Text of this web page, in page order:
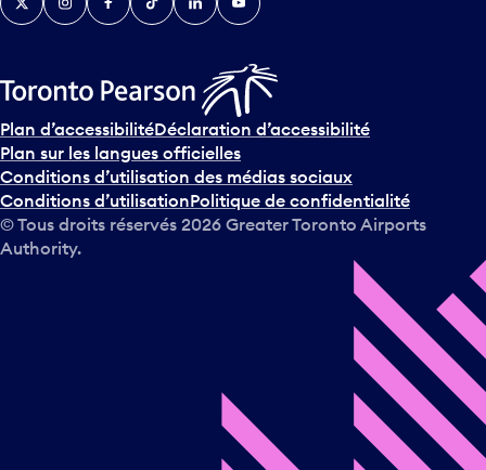
e
n
s
u
r
l
e
c
a
Plan d’accessibilitéDéclaration d’accessibilité
Plan sur les langues officielles
Conditions d’utilisation des médias sociaux
Conditions d’utilisationPolitique de confidentialité
© Tous droits réservés 2026 Greater Toronto Airports
Authority.